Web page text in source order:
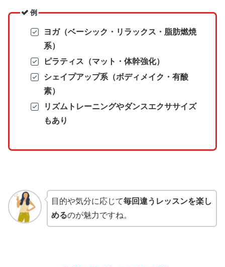
例
ヨガ（ベーシック・リラックス・脂肪燃焼
系）
ピラティス（マット・体幹強化）
シェイプアップ系（ボディメイク・有酸
素）
リズムトレーニングやダンスエクササイズ
もあり
目的や気分に応じて毎回違うレッスンを楽し
めるのが魅力ですね。